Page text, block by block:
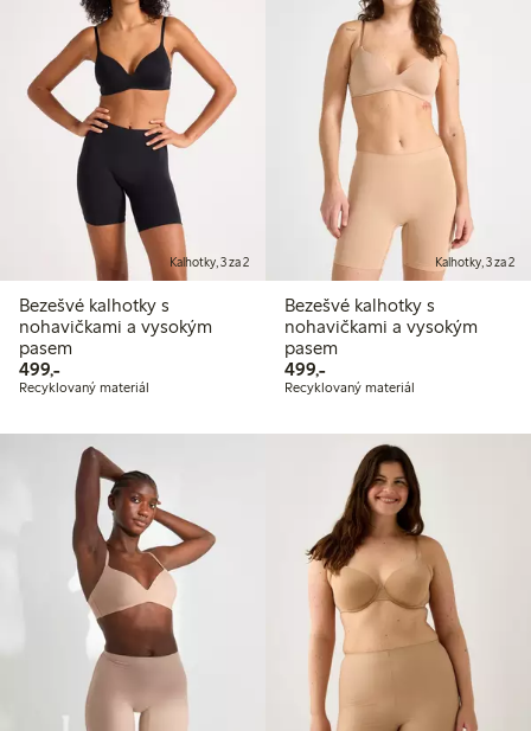
Kalhotky, 3 za 2
Bezešvé kalhotky s
nohavičkami a vysokým
pasem
499,-499,00 Kč
Recyklovaný materiál
Kalhotky, 3 za 2
Bezešvé kalhotky s
nohavičkami a vysokým
pasem
499,-499,00 Kč
Recyklovaný materiál